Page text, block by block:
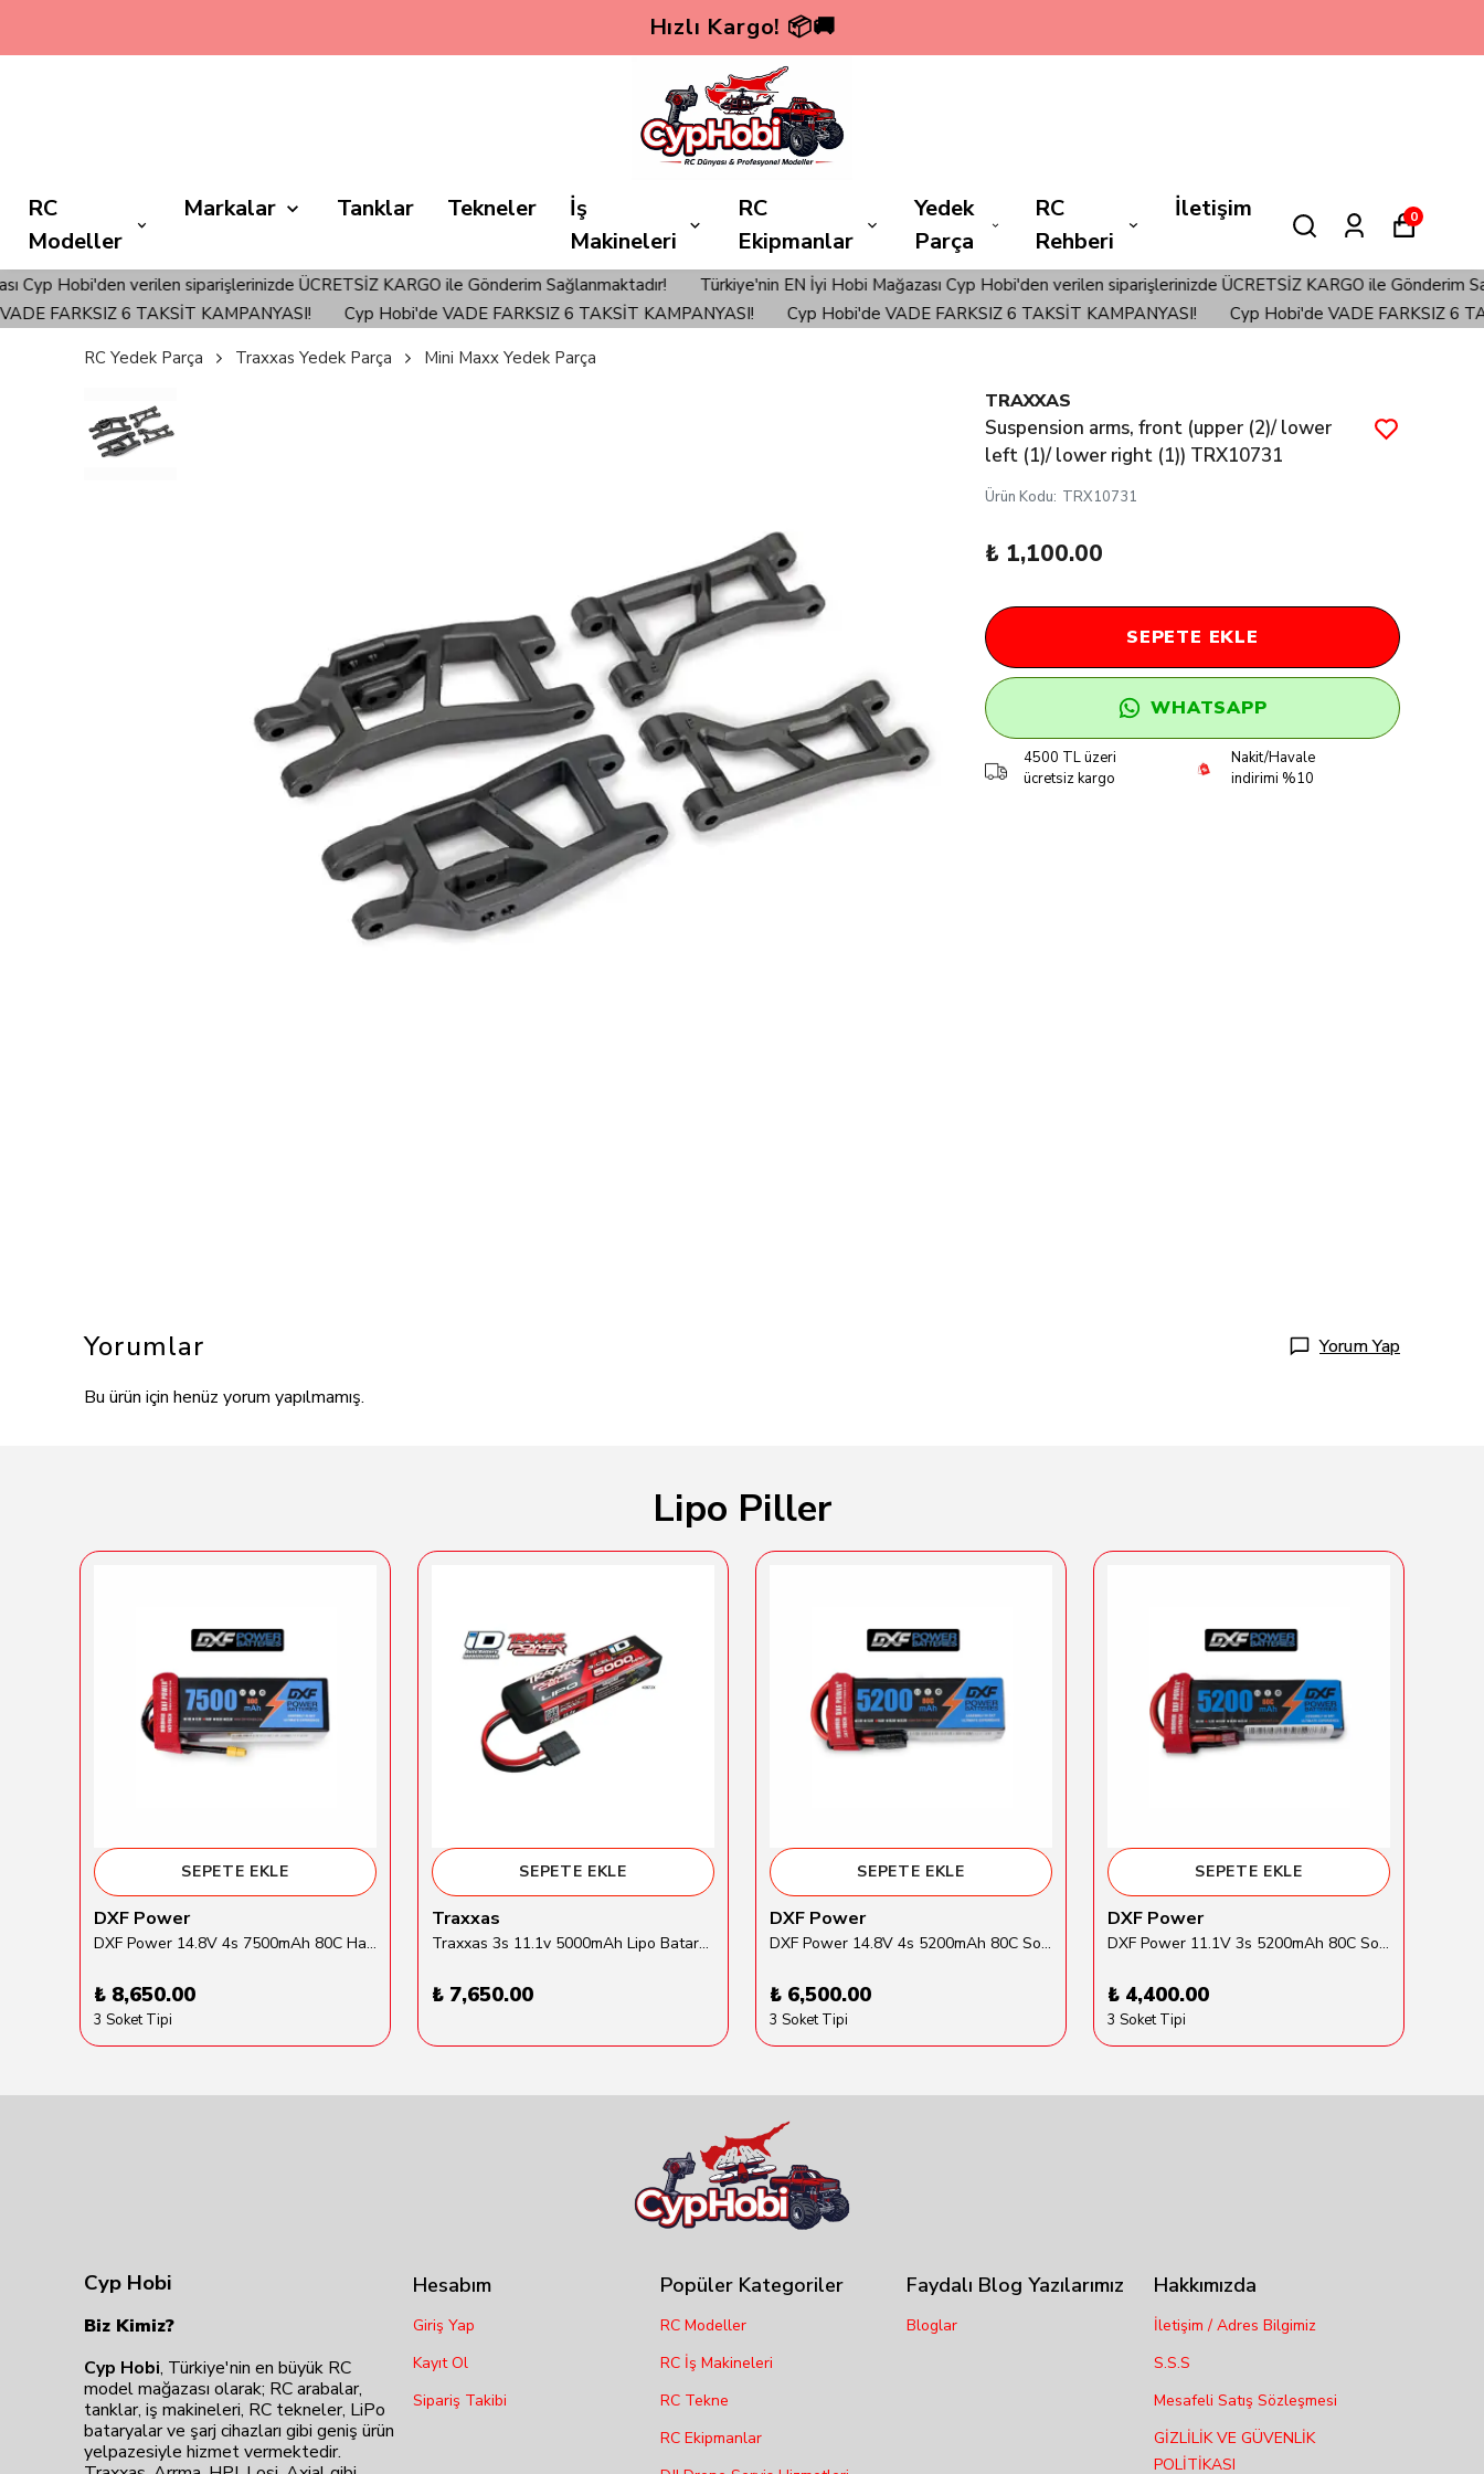
Hızlı Kargo! 📦🚚
RC
Modeller
Markalar Tanklar Tekneler
İş
Makineleri
RC
Ekipmanlar
Yedek
Parça
RC
Rehberi
İletişim 0
verilen siparişlerinizde ÜCRETSİZ KARGO ile Gönderim Sağlanmaktadır!
Türkiye'nin EN İyi Hobi Mağazası Cyp Hobi'den verilen siparişlerinizde ÜCRETSİZ KARGO ile Gönderim
6 TAKSİT KAMPANYASI!
Cyp Hobi'de VADE FARKSIZ 6 TAKSİT KAMPANYASI! Cyp Hobi'de VADE FARKSIZ 6 TAKSİT KAMPANYASI! Cyp Hobi'de VADE FARKSIZ 6 TAKSİT
RC Yedek Parça Traxxas Yedek Parça Mini Maxx Yedek Parça
TRAXXAS
Suspension arms, front (upper (2)/ lower
left (1)/ lower right (1)) TRX10731
Ürün Kodu: TRX10731
₺ 1,100.00
SEPETE EKLE
WHATSAPP
4500 TL üzeri
ücretsiz kargo
Nakit/Havale
indirimi %10
Yorumlar Yorum Yap
Bu ürün için henüz yorum yapılmamış.
Lipo Piller
SEPETE EKLE
DXF Power
DXF Power 14.8V 4s 7500mAh 80C Hardcase Lipo Batarya
₺ 8,650.00
3 Soket Tipi
SEPETE EKLE
Traxxas
Traxxas 3s 11.1v 5000mAh Lipo Batarya (TRX 2872X)
₺ 7,650.00
SEPETE EKLE
DXF Power
DXF Power 14.8V 4s 5200mAh 80C Softcase Lipo Batarya
₺ 6,500.00
3 Soket Tipi
SEPETE EKLE
DXF Power
DXF Power 11.1V 3s 5200mAh 80C Softcase Lipo Batarya
₺ 4,400.00
3 Soket Tipi
Hesabım
Giriş Yap
Kayıt Ol
Sipariş Takibi
Popüler Kategoriler
RC Modeller
RC İş Makineleri
RC Tekne
RC Ekipmanlar
Faydalı Blog Yazılarımız
Bloglar
Hakkımızda
İletişim / Adres Bilgimiz
S.S.S
Mesafeli Satış Sözleşmesi
GİZLİLİK VE GÜVENLİK
POLİTİKASI
Cyp Hobi
Biz Kimiz?
Cyp Hobi, Türkiye'nin en büyük RC
model mağazası olarak; RC arabalar,
tanklar, iş makineleri, RC tekneler, LiPo
bataryalar ve şarj cihazları gibi geniş ürün
yelpazesiyle hizmet vermektedir.